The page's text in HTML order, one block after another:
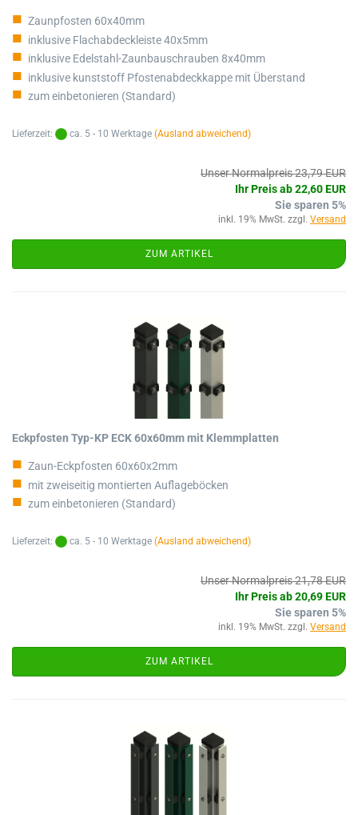
Zaunpfosten 60x40mm
inklusive Flachabdeckleiste 40x5mm
inklusive Edelstahl-Zaunbauschrauben 8x40mm
inklusive kunststoff Pfostenabdeckkappe mit Überstand
zum einbetonieren (Standard)
Lieferzeit: ca. 5 - 10 Werktage (Ausland abweichend)
Unser Normalpreis 23,79 EUR
Ihr Preis ab 22,60 EUR
Sie sparen 5%
inkl. 19% MwSt. zzgl. Versand
ZUM ARTIKEL
Eckpfosten Typ-KP ECK 60x60mm mit Klemmplatten
Zaun-Eckpfosten 60x60x2mm
mit zweiseitig montierten Auflageböcken
zum einbetonieren (Standard)
Lieferzeit: ca. 5 - 10 Werktage (Ausland abweichend)
Unser Normalpreis 21,78 EUR
Ihr Preis ab 20,69 EUR
Sie sparen 5%
inkl. 19% MwSt. zzgl. Versand
ZUM ARTIKEL